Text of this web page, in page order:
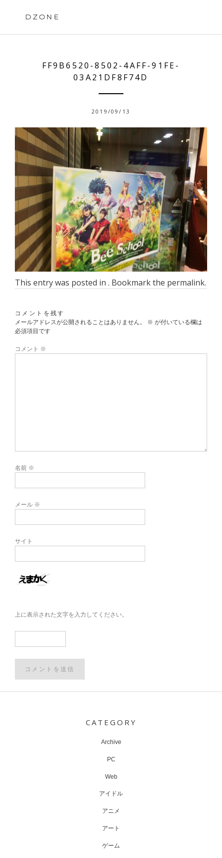
DZONE
FF9B6520-8502-4AFF-91FE-
03A21DF8F74D
2019/09/13
This entry was posted in . Bookmark the permalink.
コメントを残す
メールアドレスが公開されることはありません。
※ が付いている欄は
必須項目です
コメント ※
名前 ※
メール ※
サイト
上に表示された文字を入力してください。
CATEGORY
Archive
PC
Web
アイドル
アニメ
アート
ゲーム